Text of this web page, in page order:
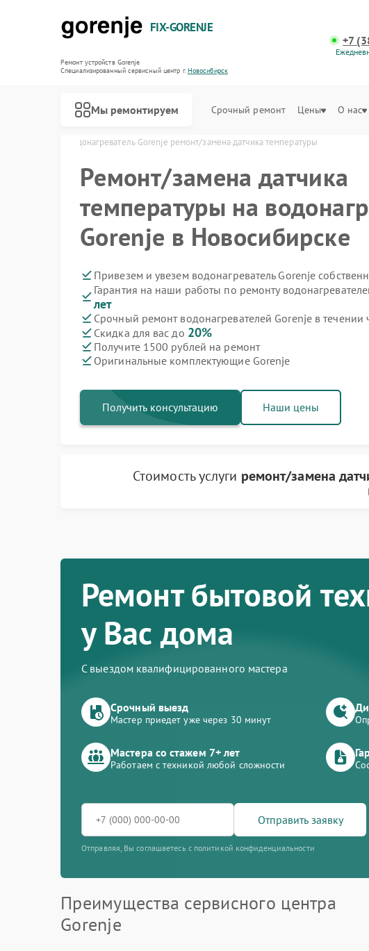
FIX-GORENJE
Ремонт устройств Gorenje
Специализированный cервисный центр г.Новосибирск
+7
Мы ремонтируем Срочный ремонт Цены О нас
Водонагреватель Gorenje ремонт/замена датчика температуры
Ремонт/замена датчика
температуры на
Gorenje в Новосибирске
Привезем и увезем водонагреватель Gorenje
Гарантия на наши работы по ремонту
лет
Срочный ремонт водонагревателей Gorenje в течении
Скидка для вас до 20%
Получите 1500 рублей на ремонт
Оригинальные комплектующие Gorenje
Получить консультацию Наши цены
Стоимость услуги ремонт/замена
Ремонт бытовой
у Вас дома
С выездом квалифицированного мастера
Срочный выезд
Мастер приедет уже через 30 минут
Мастера со стажем 7+ лет
Работаем с техникой любой сложности
Отправить заявку
Отправляя, Вы соглашаетесь с политикой конфиденциальности
Преимущества сервисного центра
Gorenje